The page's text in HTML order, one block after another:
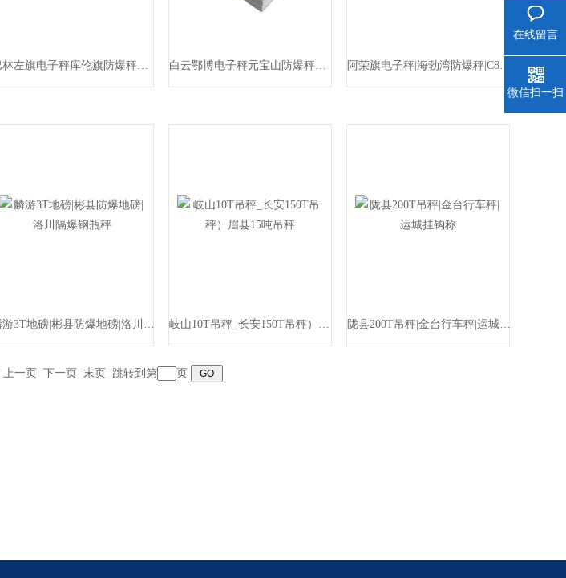
巴林左旗电子秤库伦旗防爆秤隔爆电子油桶秤 白云鄂博电子秤元宝山防爆秤电子隔爆钢瓶秤 阿荣旗电子秤|海勃湾防爆秤|C8控制仪表地磅
麟游3T地磅|彬县防爆地磅|洛川隔爆钢瓶秤 岐山10T吊秤_长安150T吊秤）眉县15吨吊秤 陇县200T吊秤|金台行车秤|运城挂钩称
上一页 下一页 末页 跳转到第 页
在线留言
微信扫一扫